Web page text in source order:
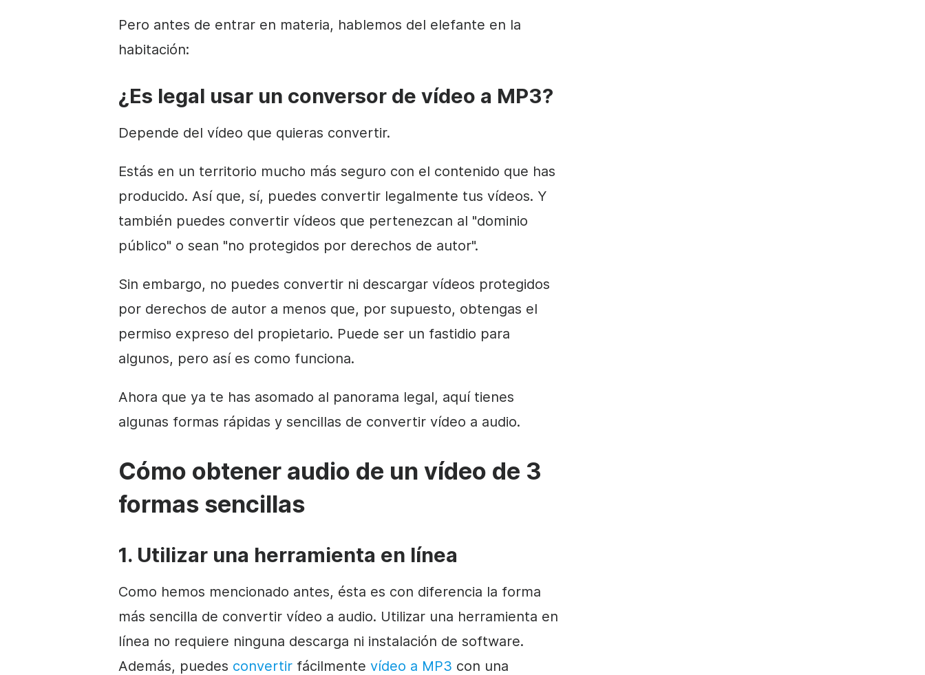
Pero antes de entrar en materia, hablemos del elefante en la
habitación:
¿Es legal usar un conversor de vídeo a MP3?
Depende del vídeo que quieras convertir.
Estás en un territorio mucho más seguro con el contenido que has
producido. Así que, sí, puedes convertir legalmente tus vídeos. Y
también puedes convertir vídeos que pertenezcan al "dominio
público" o sean "no protegidos por derechos de autor".
Sin embargo, no puedes convertir ni descargar vídeos protegidos
por derechos de autor a menos que, por supuesto, obtengas el
permiso expreso del propietario. Puede ser un fastidio para
algunos, pero así es como funciona.
Ahora que ya te has asomado al panorama legal, aquí tienes
algunas formas rápidas y sencillas de convertir vídeo a audio.
Cómo obtener audio de un vídeo de 3
formas sencillas
1. Utilizar una herramienta en línea
Como hemos mencionado antes, ésta es con diferencia la forma
más sencilla de convertir vídeo a audio. Utilizar una herramienta en
línea no requiere ninguna descarga ni instalación de software.
Además, puedes convertir fácilmente vídeo a MP3 con una